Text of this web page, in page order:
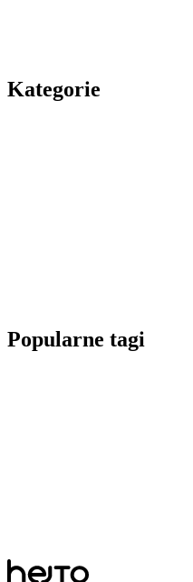
Kategorie
Popularne tagi